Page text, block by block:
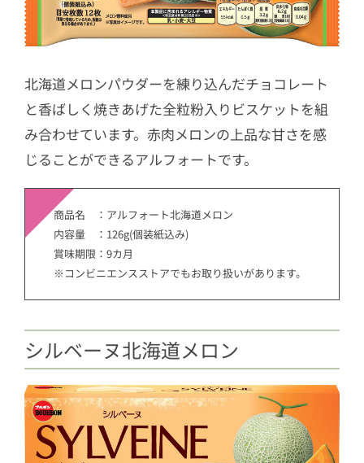
北海道メロンパウダーを練り込んだチョコレート
と香ばしく焼きあげた全粒粉入りビスケットを組
み合わせています。赤肉メロンの上品な甘さを感
じることができるアルフォートです。
商品名 ：アルフォート北海道メロン
内容量 ：126g(個装紙込み)
賞味期限：9カ月
※コンビニエンスストアでもお取り扱いがあります。
シルベーヌ北海道メロン